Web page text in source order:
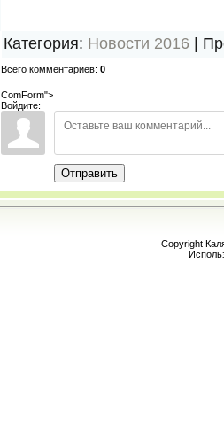
Категория: Новости 2016 |
Всего комментариев: 0
ComForm">
Войдите:
Отправить
Copyright